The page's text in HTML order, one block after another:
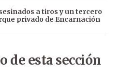
a tiros y un tercero
privado de Encarnación
de esta sección